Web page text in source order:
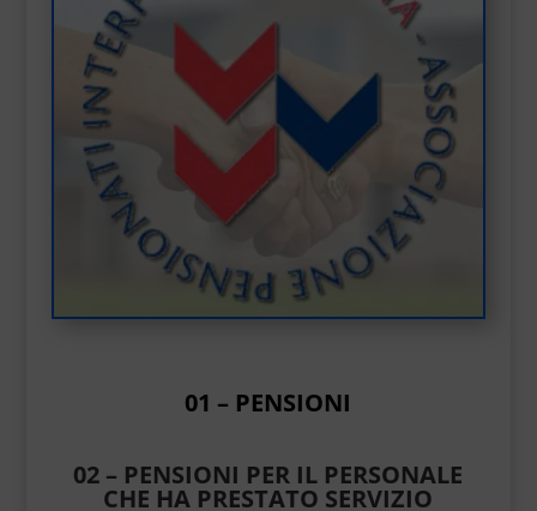
01 – PENSIONI
02 – PENSIONI PER IL PERSONALE
CHE HA PRESTATO SERVIZIO